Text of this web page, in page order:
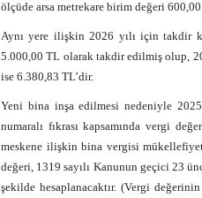
ölçüde arsa metrekare birim değeri
Aynı yere ilişkin 2026 yılı için takdir
5.000,00 TL olarak takdir edilmiş olup,
ise 6.380,83 TL’dir.
Yeni bina inşa edilmesi nedeniyle
numaralı fıkrası kapsamında vergi
meskene ilişkin bina vergisi
değeri, 1319 sayılı Kanunun geçici 23
şekilde hesaplanacaktır. (Vergi